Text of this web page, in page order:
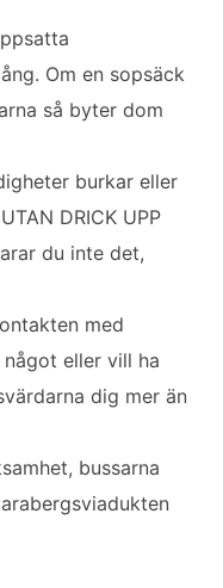
Om en sopsäck
så byter dom
burkar eller
DRICK UPP
du inte det,
med
eller vill ha
dig mer än
bussarna